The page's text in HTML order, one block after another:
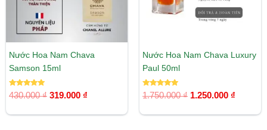
Nước Hoa Nam Chava
Samson 15ml
Được xếp
hạng
430.000₫ 319.000 ₫
Nước Hoa Nam Chava Luxury
Paul 50ml
Được xếp
hạng
1.750.000₫ 1.250.000 ₫